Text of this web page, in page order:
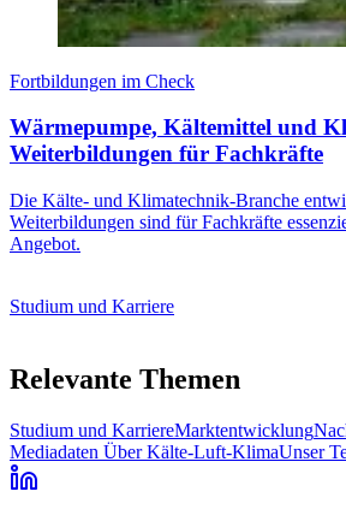
Fortbildungen im Check
Wärmepumpe, Kältemittel und
Weiterbildungen für Fachkräfte
Die Kälte- und Klimatechnik-Branche
Weiterbildungen sind für Fachkräfte
Angebot.
Studium und Karriere
Relevante Themen
Studium und KarriereMarktentwicklung
Mediadaten Über Kälte-Luft-KlimaUnser